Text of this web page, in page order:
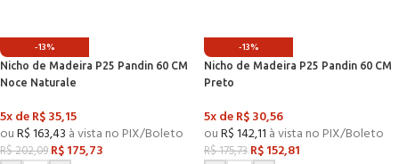
-13%
Nicho de Madeira P25 Pandin 60 CM
Noce Naturale
5x deR$35,15
ouR$163,43 à vista no PIX/Boleto
R$202,09 R$175,73
-13%
Nicho de Madeira P25 Pandin 60 CM
Preto
5x deR$30,56
ouR$142,11 à vista no PIX/Boleto
R$175,73 R$152,81